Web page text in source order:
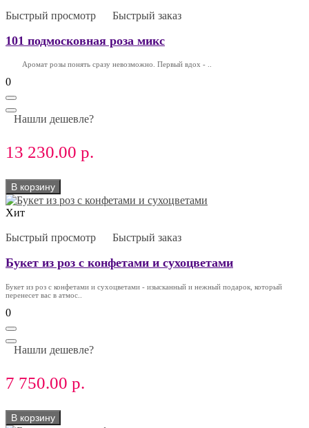
Быстрый просмотр Быстрый заказ
101 подмосковная роза микс
Аромат розы понять сразу невозможно. Первый вдох - ..
0
Нашли дешевле?
13 230.00 р.
В корзину
Хит
Быстрый просмотр Быстрый заказ
Букет из роз с конфетами и сухоцветами
Букет из роз с конфетами и сухоцветами - изысканный и нежный подарок, который
перенесет вас в атмос..
0
Нашли дешевле?
7 750.00 р.
В корзину